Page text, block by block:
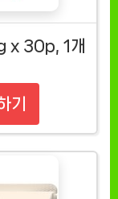
x 30p, 1개
기